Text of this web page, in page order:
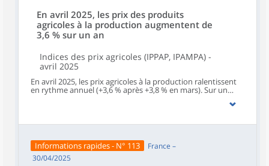
En avril 2025, les prix des produits
agricoles à la production augmentent de
3,6 % sur un an
Indices des prix agricoles (IPPAP, IPAMPA) -
avril 2025
En avril 2025, les prix agricoles à la production ralentissent
en rythme annuel (+3,6 % après +3,8 % en mars). Sur un
mois, les prix à la production des produits agricoles non
plantes en pots – accélèrent (+0,6 % après +0,2 % en
reculent sur un an pour le vingt-quatrième mois consécutif
(‑1,7 % en avril après ‑1,3 % en mars). Ils baissent sur un
mois (‑0,5 % comme en mars).
Informations rapides - N° 113
France –
30/04/2025